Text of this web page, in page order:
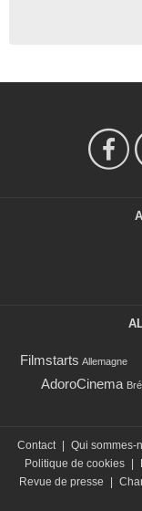
Filmstarts Allemagne
AdoroCinema
Contact | Qui sommes-
Politique de cookies |
Revue de presse
|